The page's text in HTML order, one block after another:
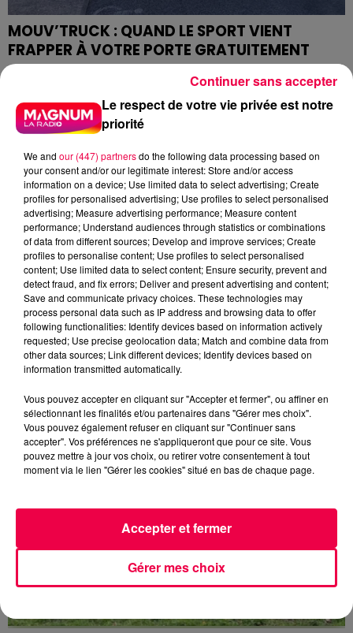
MOUV’TRUCK : QUAND LE SPORT VIENT
FRAPPER À VOTRE PORTE GRATUITEMENT
Imaginez un camion, comme celui du glacier ou du
pizzaïolo, mais qui, au lieu de gourmandises, vous
apporte la santé et le bien-être au pied de votre...
MORT EN SERVICE À 31 ANS : NANCY REND
HOMMAGE AU GENDARME LUCAS...
Le ministre de l'Intérieur Laurent Nuñez se rendra lundi
18 mai à Nancy pour présider la cérémonie
d'hommage national au maréchal des logis-chef
Lucas...
Le respect de votre vie privée est notre
priorité
We and our (447) partnersdo the following data processing based on
your consent and/or our legitimate interest: Store and/or access
information on a device; Use limited data to select advertising; Create
profiles for personalised advertising; Use profiles to select personalised
advertising; Measure advertising performance; Measure content
performance; Understand audiences through statistics or combinations
of data from different sources; Develop and improve services; Create
profiles to personalise content; Use profiles to select personalised
content; Use limited data to select content; Ensure security, prevent and
detect fraud, and fix errors; Deliver and present advertising and content;
Save and communicate privacy choices. These technologies may
process personal data such as IP address and browsing data to offer
following functionalities: Identify devices based on information actively
requested; Use precise geolocation data; Match and combine data from
other data sources; Link different devices; Identify devices based on
information transmitted automatically.
Vous pouvez accepter en cliquant sur "Accepter et fermer", ou affiner en
sélectionnant les finalités et/ou partenaires dans "Gérer mes choix".
Vous pouvez également refuser en cliquant sur "Continuer sans
accepter". Vos préférences ne s'appliqueront que pour ce site. Vous
pouvez mettre à jour vos choix, ou retirer votre consentement à tout
moment via le lien "Gérer les cookies" situé en bas de chaque page.
Gérer mes choix
Accepter et fermer
Continuer sans accepter